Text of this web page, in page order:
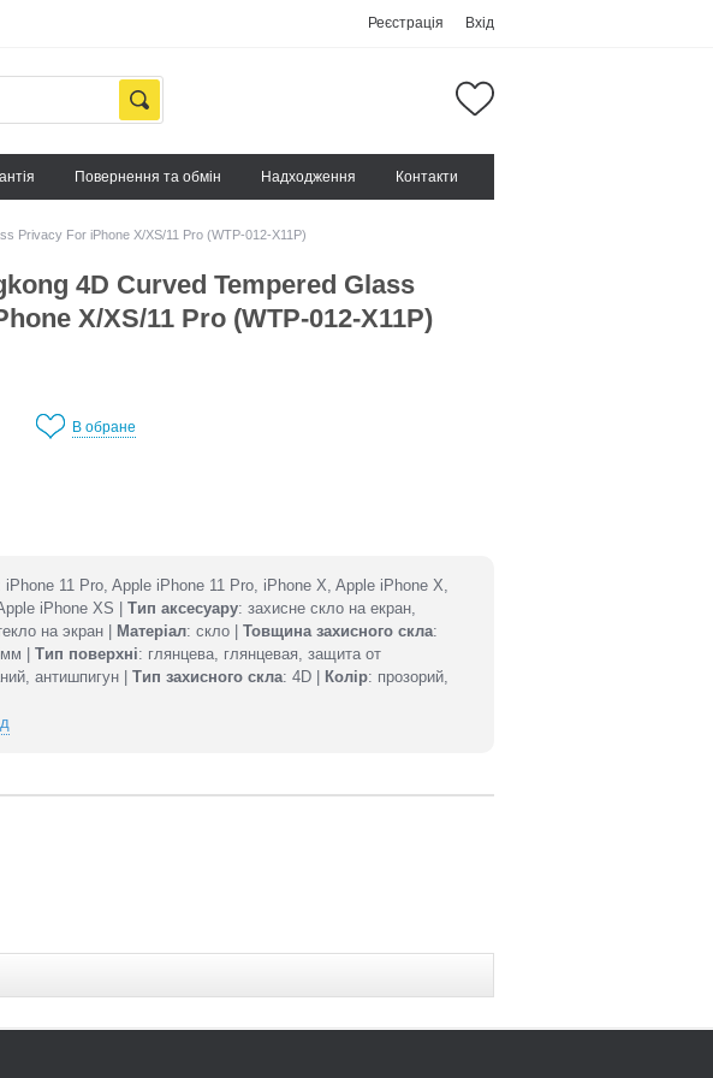
Повернення та обмін Надходження Контакти
Реєстрація Вхід
Privacy For iPhone X/XS/11 Pro (WTP-012-X11P)
4D Curved Tempered Glass
X/XS/11 Pro (WTP-012-X11P)
В обране
iPhone 11 Pro, Apple iPhone 11 Pro, iPhone X, Apple iPhone X,
iPhone XS |Тип аксесуару: захисне скло на екран,
на экран |
Матеріал: скло |Товщина захисного скла:
|Тип поверхні: глянцева, глянцевая, защита от
антишпигун |Тип захисного скла: 4D | Колір: прозорий,